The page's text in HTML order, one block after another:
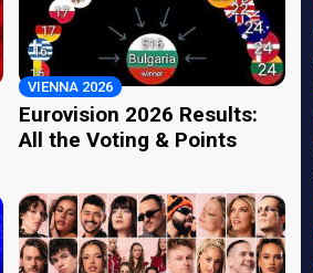
VIENNA 2026
Eurovision 2026 Results:
All the Voting & Points